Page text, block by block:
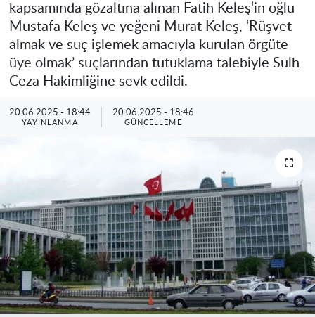
kapsamında gözaltına alınan Fatih Keleş‘in oğlu
Mustafa Keleş ve yeğeni Murat Keleş, ‘Rüşvet
almak ve suç işlemek amacıyla kurulan örgüte
üye olmak’ suçlarından tutuklama talebiyle Sulh
Ceza Hakimliğine sevk edildi.
20.06.2025 - 18:44
YAYINLANMA
20.06.2025 - 18:46
GÜNCELLEME
Saruhanlı
Soma
Tüm Manşetler
Son Dakika Haberleri